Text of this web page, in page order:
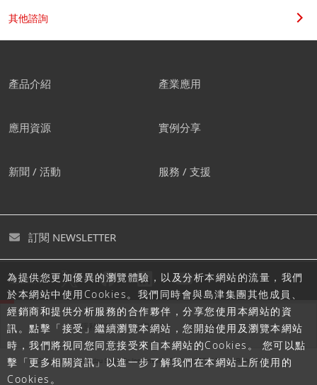
為提供您更加優異的瀏覽體驗，以及分析本網站的流量，我們
於本網站中使用Cookies。我們同時會與島津集團其他成員、
經銷商和提供分析服務的合作夥伴，分享您使用本網站的資
訊。點擊「接受」繼續瀏覽本網站，您開始使用及瀏覽本網站
時，我們將視同您同意接受來自本網站的Cookies。 您可以點
擊「更多相關資訊」以進一步了解我們在本網站上所使用的
Cookies。
其他諮詢
產品介紹 產業應用
應用資源 實例分享
新聞 / 活動 服務 / 支援
訂閱 NEWSLETTER
追蹤島津
隱私聲明 使用條款 網站地圖